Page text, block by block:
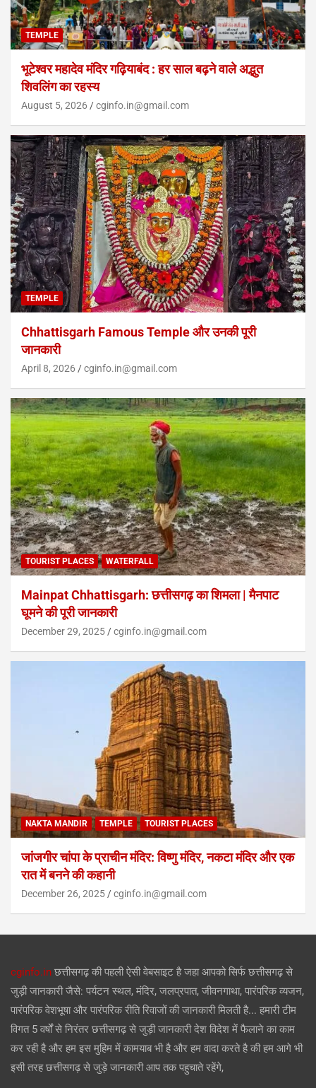
TEMPLE
भूटेश्वर महादेव मंदिर गढ़ियाबंद : हर साल बढ़ने वाले अद्भुत
शिवलिंग का रहस्य
August 5, 2026 cginfo.in@gmail.com
TEMPLE
Chhattisgarh Famous Temple और उनकी पूरी
जानकारी
April 8, 2026 cginfo.in@gmail.com
TOURIST PLACES WATERFALL
Mainpat Chhattisgarh: छत्तीसगढ़ का शिमला | मैनपाट
घूमने की पूरी जानकारी
December 29, 2025 cginfo.in@gmail.com
NAKTA MANDIR TEMPLE TOURIST PLACES
जांजगीर चांपा के प्राचीन मंदिर: विष्णु मंदिर, नकटा मंदिर और एक
रात में बनने की कहानी
December 26, 2025 cginfo.in@gmail.com
cginfo.in छत्तीसगढ़ की पहली ऐसी वेबसाइट है जहा आपको सिर्फ छत्तीसगढ़ से
जुड़ी जानकारी जैसे: पर्यटन स्थल, मंदिर, जलप्रपात, जीवनगाथा, पारंपरिक व्यजन,
पारंपरिक वेशभूषा और पारंपरिक रीति रिवाजों की जानकारी मिलती है... हमारी टीम
विगत 5 वर्षों से निरंतर छत्तीसगढ़ से जुड़ी जानकारी देश विदेश में फैलाने का काम
कर रही है और हम इस मुहिम में कामयाब भी है और हम वादा करते है की हम आगे भी
इसी तरह छत्तीसगढ़ से जुड़े जानकारी आप तक पहुचाते रहेंगे,